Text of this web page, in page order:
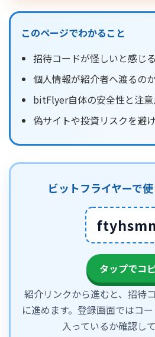
このページでわかること
招待コードが怪しいと感じ
個人情報が紹介者へ渡るの
bitFlyer自体の安全性と注意
偽サイトや投資リスクを避
ビットフライヤーで
タップでコ
紹介リンクから進むと、招待
に進めます。登録画面ではコ
入っているか確認し